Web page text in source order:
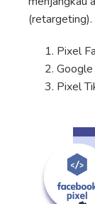
(retargeting).
Pixel
Google
Pixel